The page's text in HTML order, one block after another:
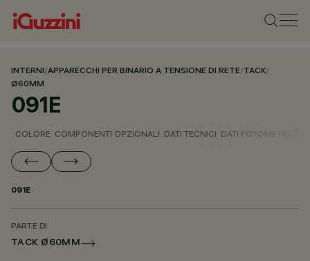
INTERNI/APPARECCHI PER BINARIO A TENSIONE DI RETE/TACK/
Ø60MM
091E
COLORE COMPONENTI OPZIONALI DATI TECNICI DATI FOTOMETRICI
091E
PARTE DI
TACK Ø60MM